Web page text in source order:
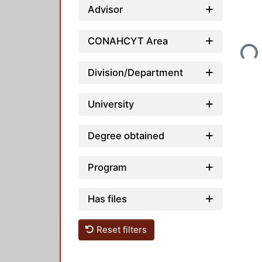
Advisor
CONAHCYT Area
Division/Department
University
Degree obtained
Program
Has files
Reset filters
Loading...